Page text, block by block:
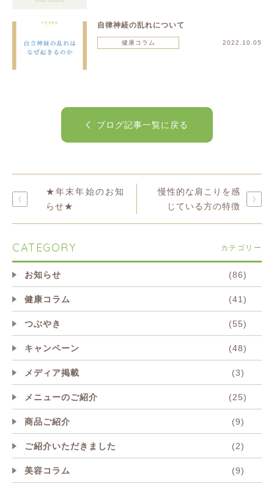
自律神経の乱れについて
健康コラム 2022.10.05
ブログ記事一覧に戻る
★年末年始のお知
らせ★
慢性的な肩こりを感
じている方の特徴
CATEGORY カテゴリー
お知らせ (86)
健康コラム (41)
つぶやき (55)
キャンペーン (48)
メディア掲載 (3)
メニューのご紹介 (25)
商品ご紹介 (9)
ご紹介いただきました (2)
美容コラム (9)